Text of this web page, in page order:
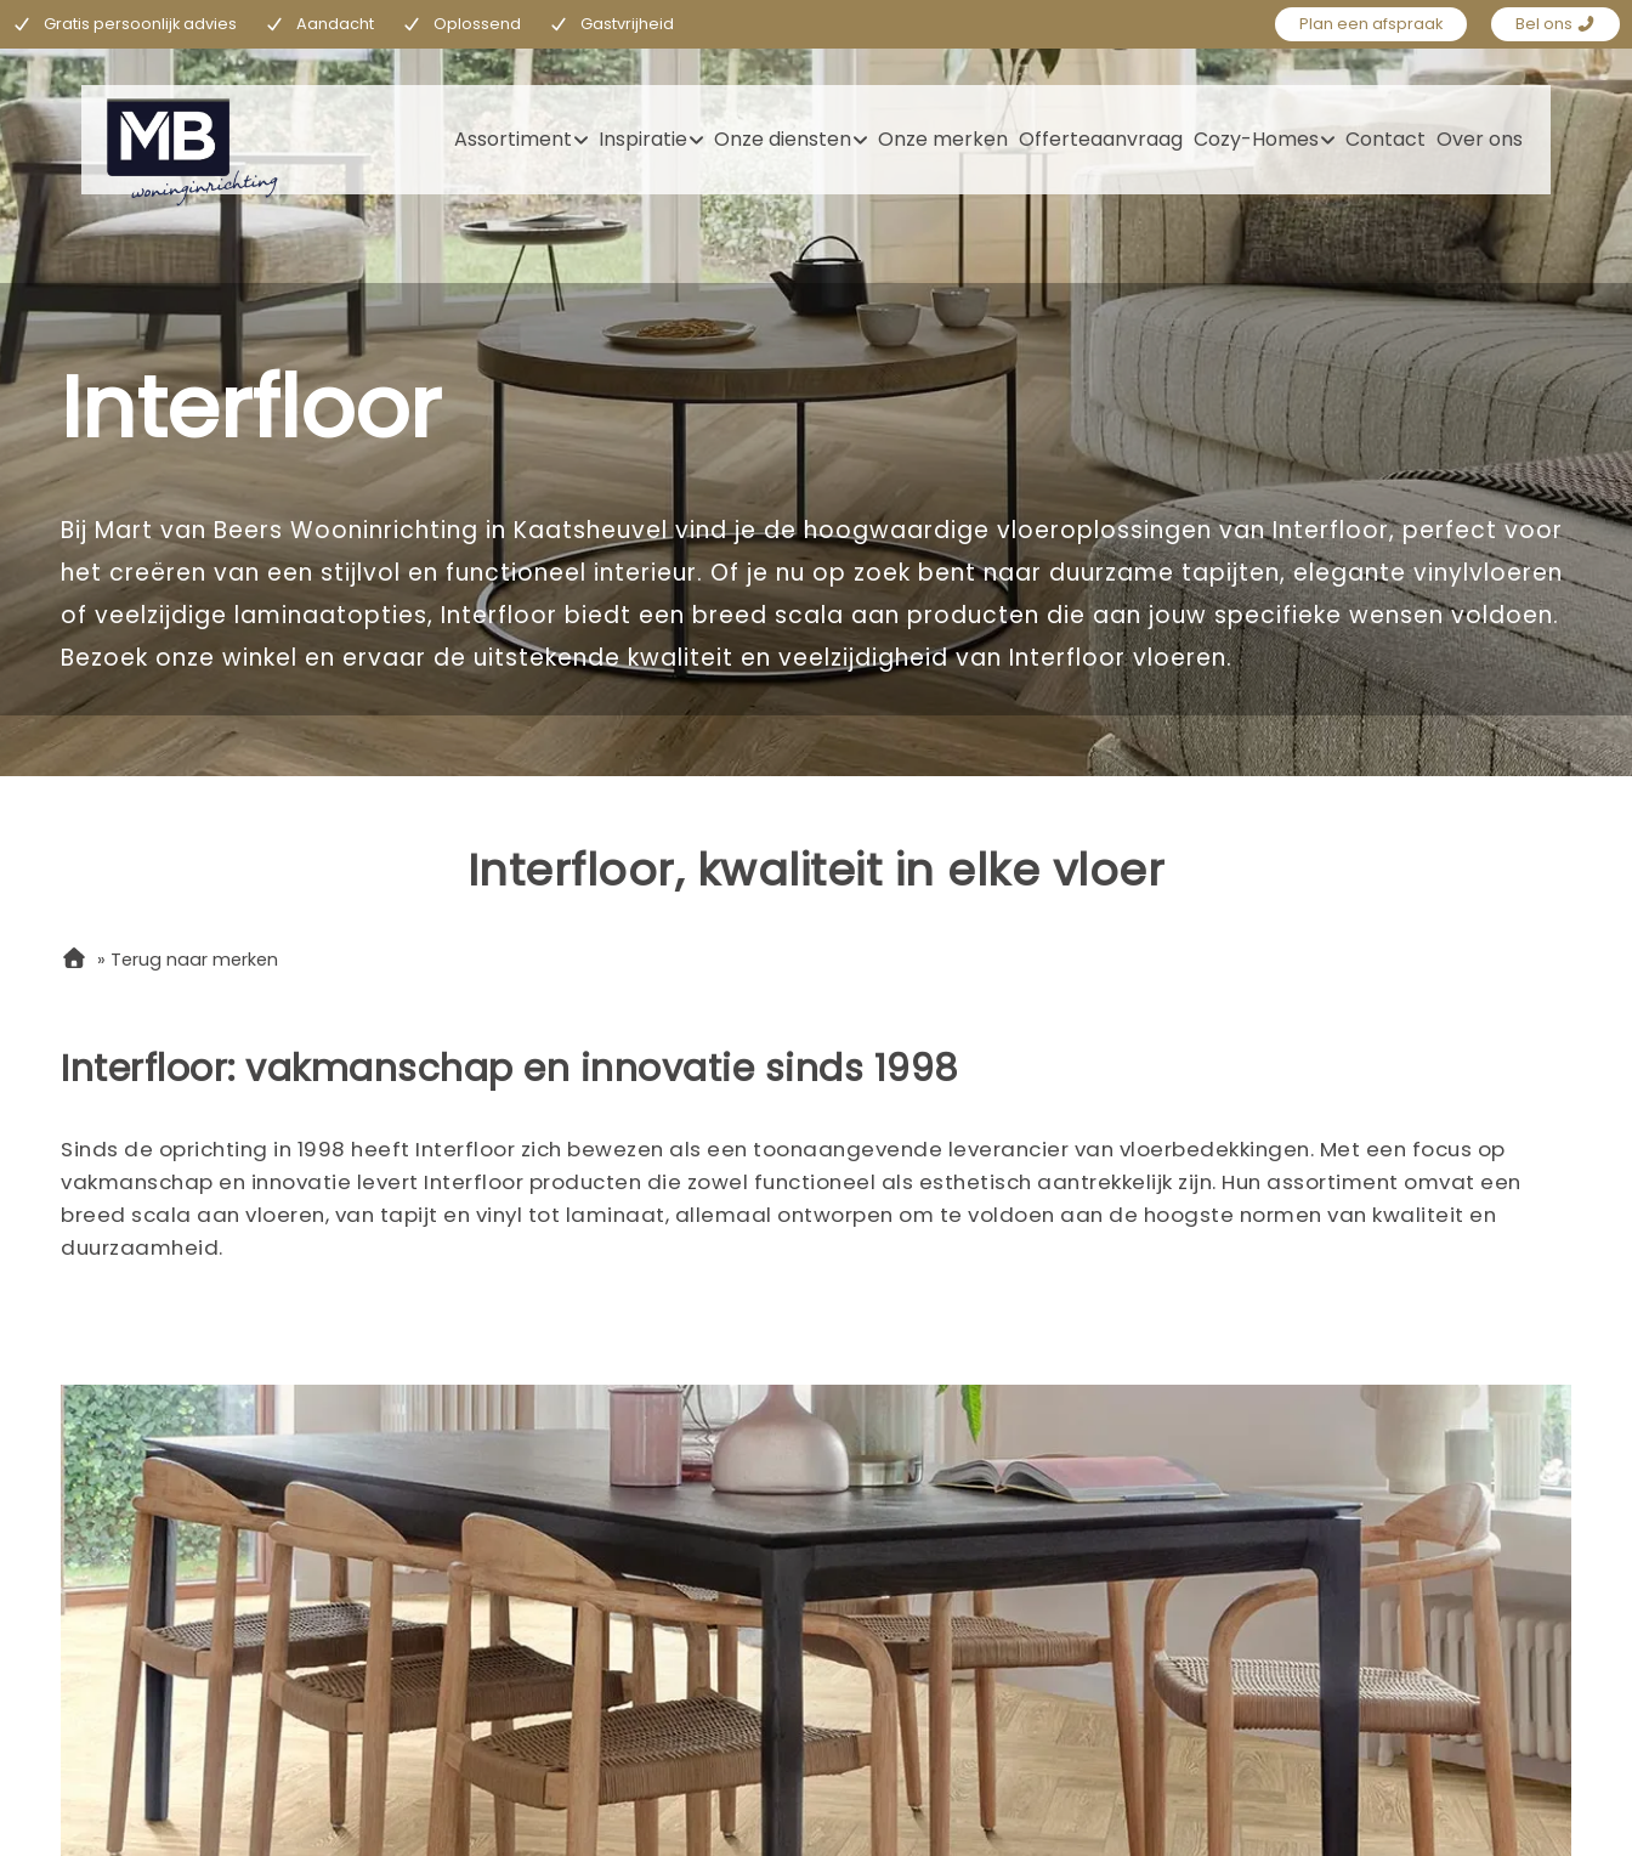
Gratis persoonlijk advies Aandacht Oplossend Gastvrijheid Plan een afspraak Bel ons
Assortiment Inspiratie Onze diensten Onze merken Offerteaanvraag Cozy-Homes Contact Over ons
Interfloor
Bij Mart van Beers Wooninrichting in Kaatsheuvel vind je de hoogwaardige vloeroplossingen van Interfloor, perfect voor
het creëren van een stijlvol en functioneel interieur. Of je nu op zoek bent naar duurzame tapijten, elegante vinylvloeren
of veelzijdige laminaatopties, Interfloor biedt een breed scala aan producten die aan jouw specifieke wensen voldoen.
Bezoek onze winkel en ervaar de uitstekende kwaliteit en veelzijdigheid van Interfloor vloeren.
Interfloor, kwaliteit in elke vloer
Interfloor: vakmanschap en innovatie sinds 1998
Sinds de oprichting in 1998 heeft Interfloor zich bewezen als een toonaangevende leverancier van vloerbedekkingen. Met een focus op
vakmanschap en innovatie levert Interfloor producten die zowel functioneel als esthetisch aantrekkelijk zijn. Hun assortiment omvat een
breed scala aan vloeren, van tapijt en vinyl tot laminaat, allemaal ontworpen om te voldoen aan de hoogste normen van kwaliteit en
duurzaamheid.
» Terug naar merken